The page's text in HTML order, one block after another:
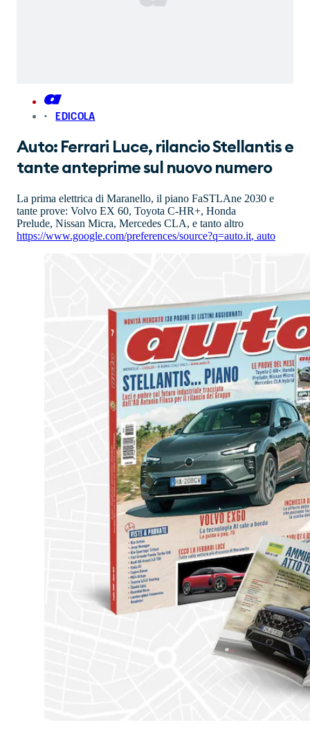
EDICOLA
Auto: Ferrari Luce, rilancio Stellantis e
tante anteprime sul nuovo numero
La prima elettrica di Maranello, il piano FaSTLAne 2030 e
tante prove: Volvo EX 60, Toyota C-HR+, Honda
Prelude, Nissan Micra, Mercedes CLA, e tanto altro
https://www.google.com/preferences/source?q=auto.it, auto